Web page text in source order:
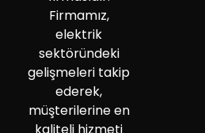
Firmamız,
elektrik
sektöründeki
gelişmeleri takip
ederek,
müşterilerine en
kaliteli hizmeti